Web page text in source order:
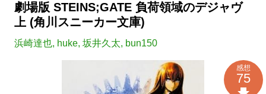
劇場版 STEINS;GATE 負荷領域のデジャヴ
上 (角川スニーカー文庫)
浜崎達也, huke, 坂井久太, bun150
感想
75